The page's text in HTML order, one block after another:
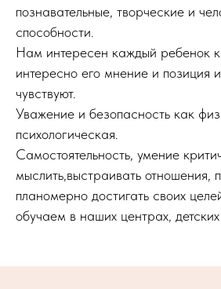
познавательные, творческие и
способности.
Нам интересен каждый ребенок
интересно его мнение и позиция
чувствуют.
Уважение и безопасность как
психологическая.
Самостоятельность, умение
мыслить,выстраивать отношения,
планомерно достигать своих
обучаем в наших центрах,